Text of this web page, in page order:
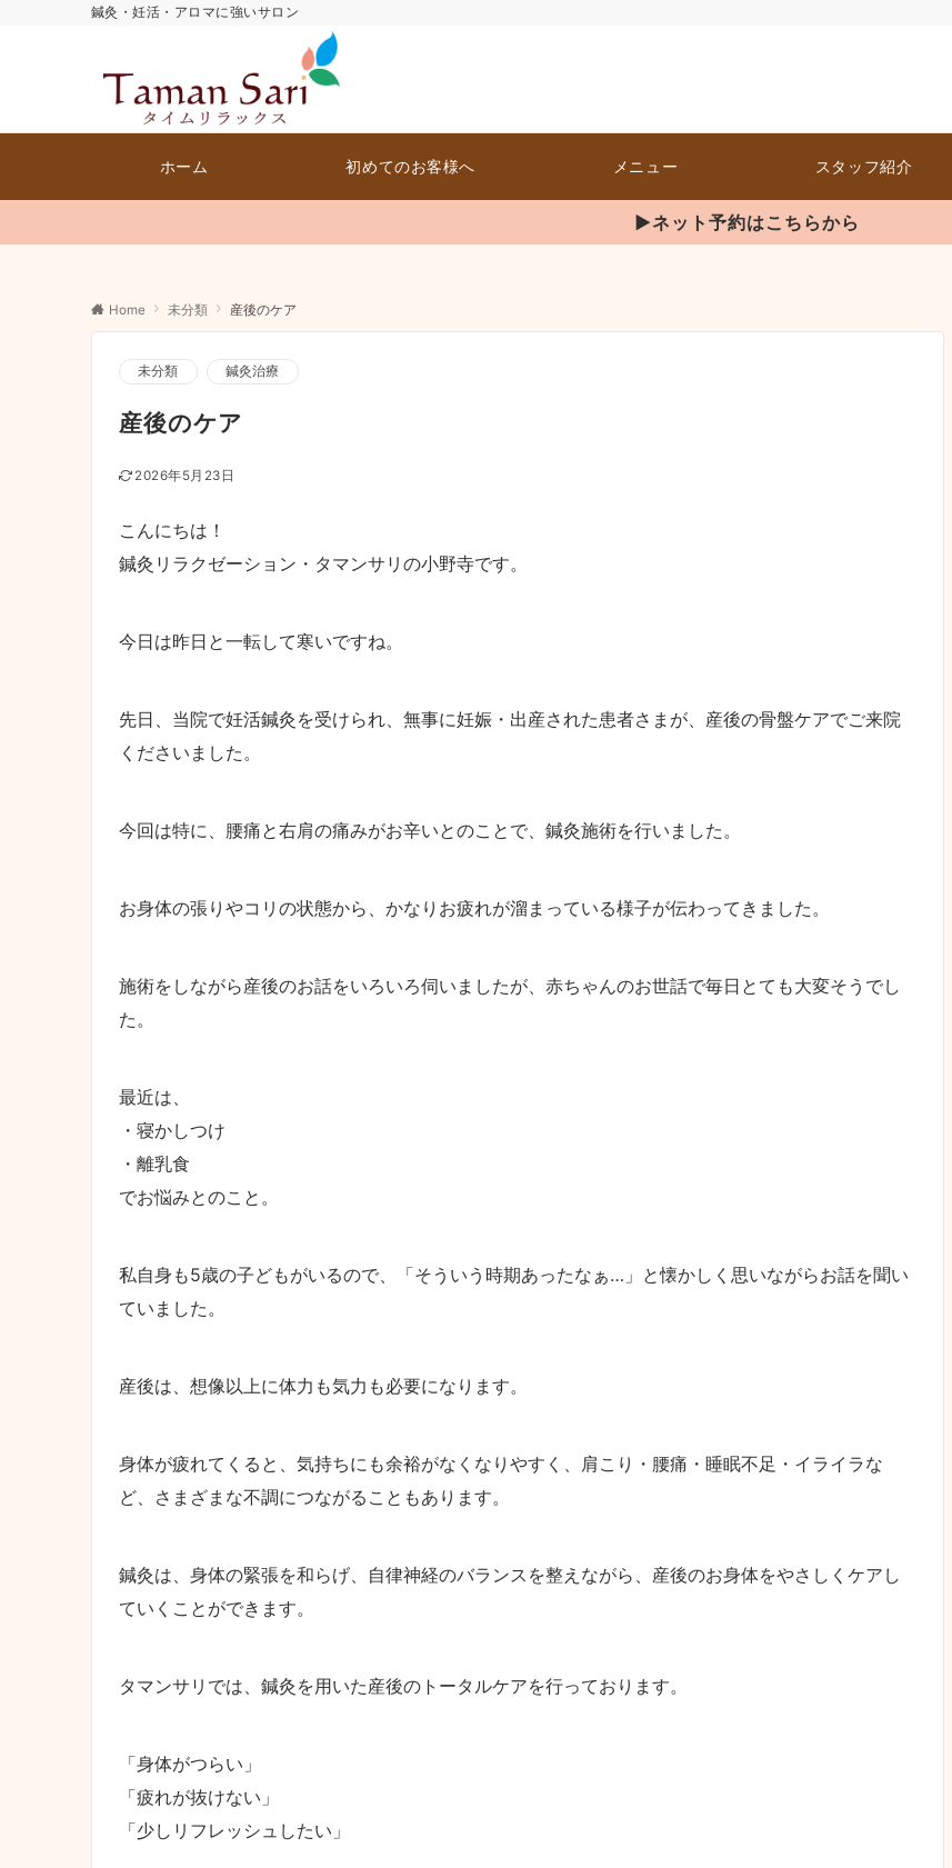
鍼灸・妊活・アロマに強いサロン
ホーム 初めてのお客様へ メニュー スタッフ紹介
▶ネット予約はこちらから
Home 未分類 産後のケア
未分類 鍼灸治療
産後のケア
2026年5月23日
こんにちは！
鍼灸リラクゼーション・タマンサリの小野寺です。
今日は昨日と一転して寒いですね。
先日、当院で妊活鍼灸を受けられ、無事に妊娠・出産された患者さまが、産後の骨盤ケアでご来院
くださいました。
今回は特に、腰痛と右肩の痛みがお辛いとのことで、鍼灸施術を行いました。
お身体の張りやコリの状態から、かなりお疲れが溜まっている様子が伝わってきました。
施術をしながら産後のお話をいろいろ伺いましたが、赤ちゃんのお世話で毎日とても大変そうでし
た。
最近は、
・寝かしつけ
・離乳食
でお悩みとのこと。
私自身も5歳の子どもがいるので、「そういう時期あったなぁ…」と懐かしく思いながらお話を聞い
ていました。
産後は、想像以上に体力も気力も必要になります。
身体が疲れてくると、気持ちにも余裕がなくなりやすく、肩こり・腰痛・睡眠不足・イライラな
ど、さまざまな不調につながることもあります。
鍼灸は、身体の緊張を和らげ、自律神経のバランスを整えながら、産後のお身体をやさしくケアし
ていくことができます。
タマンサリでは、鍼灸を用いた産後のトータルケアを行っております。
「身体がつらい」
「疲れが抜けない」
「少しリフレッシュしたい」